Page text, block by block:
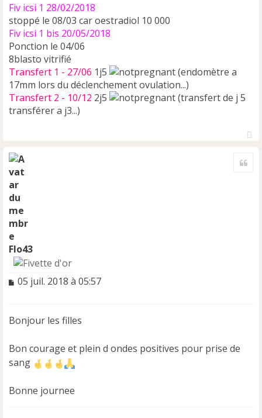
Fiv icsi 1 28/02/2018
stoppé le 08/03 car oestradiol 10 000
Fiv icsi 1 bis 20/05/2018
Ponction le 04/06
8blasto vitrifié
Transfert 1 - 27/06 1j5
(endomètre a
17mm lors du déclenchement ovulation...)
Transfert 2 - 10/12 2j5
(transfert de j 5
transférer a j3...)
Flo43
M
a
e
n
o
l
05 juil. 2018 à 05:57
Bonjour les filles
Bon courage et plein d ondes positives pour prise de
sang
Bonne journee